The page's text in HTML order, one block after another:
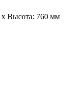
Высота: 760 мм